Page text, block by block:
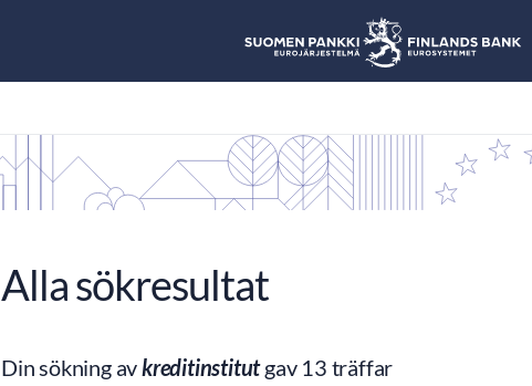
Alla sökresultat
Din sökning avkreditinstitutgav 13 träffar